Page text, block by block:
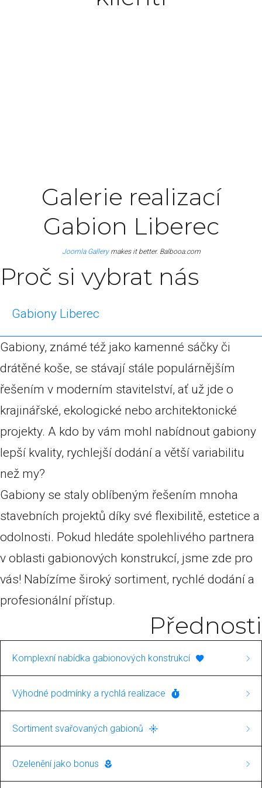
Galerie realizací
Gabion Liberec
Joomla Gallerymakes it better. Balbooa.com
Proč si vybrat nás
Gabiony Liberec
Gabiony, známé též jako kamenné sáčky či
drátěné koše, se stávají stále populárnějším
řešením v moderním stavitelství, ať už jde o
krajinářské, ekologické nebo architektonické
projekty. A kdo by vám mohl nabídnout gabiony
lepší kvality, rychlejší dodání a větší variabilitu
než my?
Gabiony se staly oblíbeným řešením mnoha
stavebních projektů díky své flexibilitě, estetice a
odolnosti. Pokud hledáte spolehlivého partnera
v oblasti gabionových konstrukcí, jsme zde pro
vás! Nabízíme široký sortiment, rychlé dodání a
profesionální přístup.
Přednosti
Komplexní nabídka gabionových konstrukcí
Naše společnost se specializuje na výstavbu
gabionových konstrukcí. V rámci této služby
nabízíme jak svařované, tak i pletené gabiony.
To zajišťuje širokou škálu aplikací, od
jednoduchých dekorativních prvků až po
Výhodné podmínky a rychlá realizace
Ponosíme se rychlými dodacími lhůtami a
nabízíme výrobky za skvělé ceny. Pro nás je
důležitá nejen kvalita, ale i spokojenost
zákazníků s cenovou nabídkou a rychlostí
Sortiment svařovaných gabionů
Máte zájem o svařované gabiony? U nás najdete
kompletní nabídku těchto výrobků, vhodných
Ozelenění jako bonus